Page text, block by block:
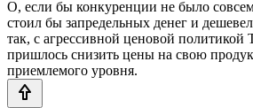
О, если бы конкуренции не было
стоил бы запредельных денег и
так, с агрессивной ценовой политикой
пришлось снизить цены на свою
приемлемого уровня.